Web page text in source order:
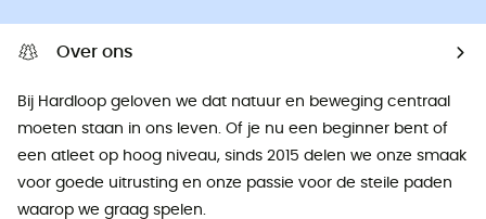
Over ons
Bij Hardloop geloven we dat natuur en beweging centraal
moeten staan ​​in ons leven. Of je nu een beginner bent of
een atleet op hoog niveau, sinds 2015 delen we onze smaak
voor goede uitrusting en onze passie voor de steile paden
waarop we graag spelen.